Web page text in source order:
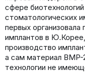
сфере
стоматологических
первых организовала
имплантов в
производство
а сам материал BMP-
технологии не